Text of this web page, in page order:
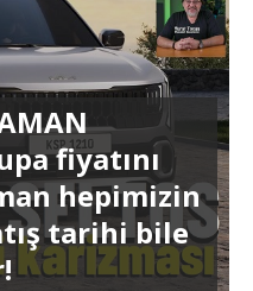
fiyatını
hepimizin
tarihi bile